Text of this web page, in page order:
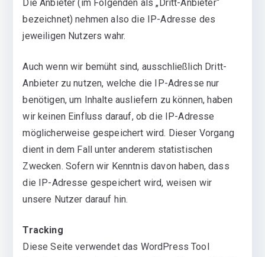
Die Anbieter (im Folgenden als „Dritt-Anbieter“
bezeichnet) nehmen also die IP-Adresse des
jeweiligen Nutzers wahr.
Auch wenn wir bemüht sind, ausschließlich Dritt-
Anbieter zu nutzen, welche die IP-Adresse nur
benötigen, um Inhalte ausliefern zu können, haben
wir keinen Einfluss darauf, ob die IP-Adresse
möglicherweise gespeichert wird. Dieser Vorgang
dient in dem Fall unter anderem statistischen
Zwecken. Sofern wir Kenntnis davon haben, dass
die IP-Adresse gespeichert wird, weisen wir
unsere Nutzer darauf hin.
Tracking
Diese Seite verwendet das WordPress Tool